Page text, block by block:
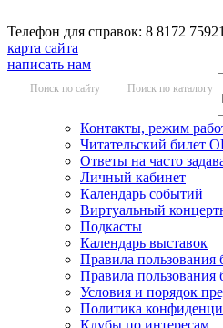
Телефон для справок: 8 8172
карта сайта
написать нам
Поиск по сайту Поиск по каталогу
Контакты, режим
Читательский
Ответы на часто
Личный кабинет
Календарь событий
Виртуальный
Подкасты
Календарь выставок
Правила пользования
Правила пользования
Условия и порядок
Политика
Клубы по интересам